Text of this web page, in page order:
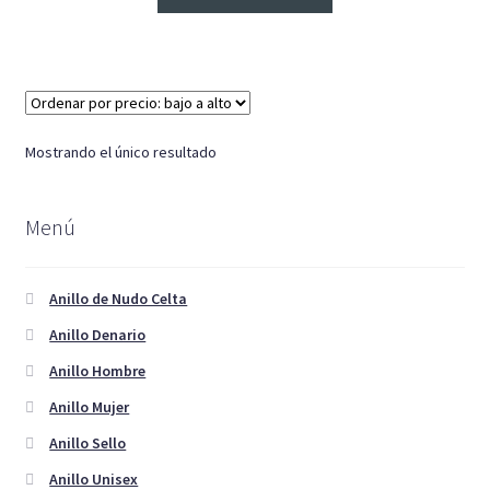
Anillo Unisex
Cadenas
Mostrando el único resultado
Menú
Anillo de Nudo Celta
Anillo Denario
Anillo Hombre
Anillo Mujer
Anillo Sello
Anillo Unisex